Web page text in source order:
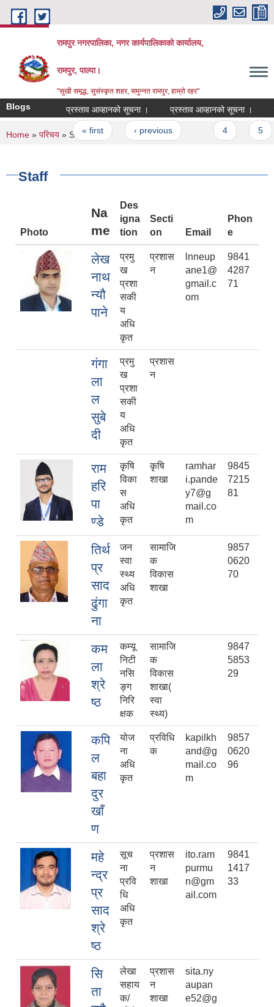
Skip to main content
रामपुर नगरपालिका, नगर कार्यपालिकाको कार्यालय,
रामपुर, पाल्पा।
"सुखी समृद्ध, सुसंस्कृत शहर, समुन्नत रामपुर, हाम्रो रहर"
Blogs प्रस्ताव आव्हानको सूचना । प्रस्ताव आव्हानको सूचना ।
Pages
« first ‹ previous
You are here
Home » परिचय » Staff
Staff
Photo
Na
me
Des
igna
tion
Secti
on
Email
Phon
e
लेख
नाथ
न्यौ
पाने
प्रमु
ख
प्रशा
सकी
य
अधि
कृत
प्रशास
न
lnneup
ane1@
gmail.c
om
9841
4287
71
गंगा
ला
ल
सुबे
दी
प्रमु
ख
प्रशा
सकी
य
अधि
कृत
प्रशास
न
राम
हरि
पा
ण्डे
कृषि
विका
स
अधि
कृत
कृषि
शाखा
ramhar
i.pande
y7@g
mail.co
m
9845
7215
81
तिर्थ
प्र
साद
ढुंगा
ना
जन
स्वा
स्थ्य
अधि
कृत
सामाजि
क
विकास
शाखा
9857
0620
70
कम
ला
श्रे
ष्ठ
कम्यू
निटी
नसि
ङ्ग
निरि
क्षक
सामाजि
क
विकास
शाखा(
स्वा
स्थ्य)
9847
5853
29
कपि
ल
बहा
दुर
खाँ
ण
योज
ना
अधि
कृत
प्रविधि
क
kapilkh
and@g
mail.co
m
9857
0620
96
महे
न्द्र
प्र
साद
श्रे
ष्ठ
सूच
ना
प्रवि
धि
अधि
कृत
प्रशास
न
शाखा
ito.ram
purmu
n@gm
ail.com
9841
1417
33
सि
ता
लेखा
सहाय
क/
प्रशास
न
शाखा
sita.ny
aupan
e52@g